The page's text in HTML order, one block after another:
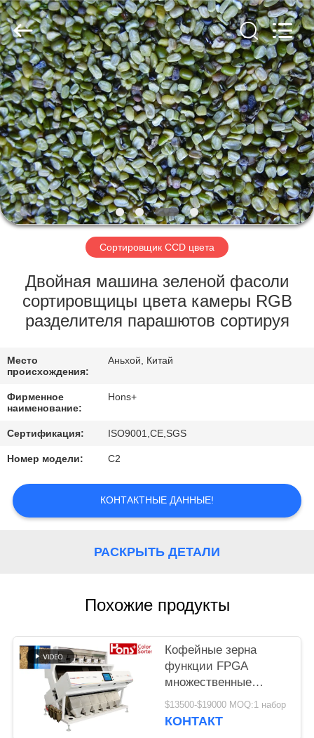
ДОМ
ПРОДУКТЫ
О
НАС
ПУТЕШЕСТВИЕ
ФАБРИКИ
ПРОВЕРКА
КАЧЕСТВА
СВЯЖИТЕСЬ
МЫ
СПРОСИТЕ
ЦИТАТУ
КАРТА
САЙТА
Hongshi
Optoelectronic
High-
tech
Co.,Ltd.
All
Rights
Reserved.
Сортировщик CCD цвета
Двойная машина зеленой фасоли
сортировщицы цвета камеры RGB
разделителя парашютов сортируя
Место
происхождения:
Аньхой, Китай
Фирменное
наименование:
Hons+
Сертификация: ISO9001,CE,SGS
Номер модели: С2
КОНТАКТНЫЕ ДАННЫЕ!
РАСКРЫТЬ ДЕТАЛИ
Похожие продукты
Кофейные зерна
функции FPGA
множественные
красят сортируя
машину
$13500-$19000 MOQ:1 набор
КОНТАКТ